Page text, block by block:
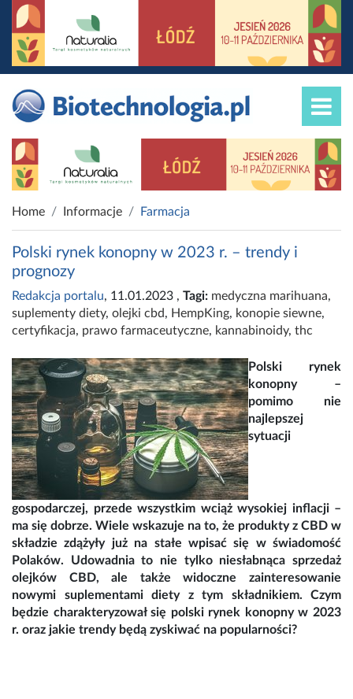
Home Informacje Farmacja
Polski rynek konopny w 2023 r. – trendy i
prognozy
Redakcja portalu, 11.01.2023 , Tagi: medyczna marihuana,
suplementy diety, olejki cbd, HempKing, konopie siewne,
certyfikacja, prawo farmaceutyczne, kannabinoidy, thc
Polski rynek
konopny –
pomimo nie
najlepszej
sytuacji
gospodarczej, przede wszystkim wciąż wysokiej inflacji –
ma się dobrze. Wiele wskazuje na to, że produkty z CBD w
składzie zdążyły już na stałe wpisać się w świadomość
Polaków. Udowadnia to nie tylko niesłabnąca sprzedaż
olejków CBD, ale także widoczne zainteresowanie
nowymi suplementami diety z tym składnikiem. Czym
będzie charakteryzował się polski rynek konopny w 2023
r. oraz jakie trendy będą zyskiwać na popularności?